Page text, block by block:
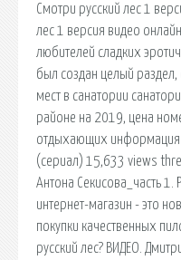
Смотри русский лес 1
лес 1 версия видео
любителей сладких
был создан целый
мест в санатории
районе на 2019, цена
отдыхающих информация.
(сериал) 15,633 views
Антона Секисова_часть 1.
интернет-магазин - это
покупки качественных
русский лес? ВИДЕО.